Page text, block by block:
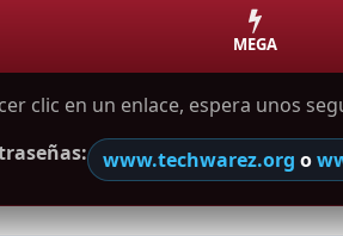
MEGA
clic en un enlace, espera unos
www.techwarez.org o